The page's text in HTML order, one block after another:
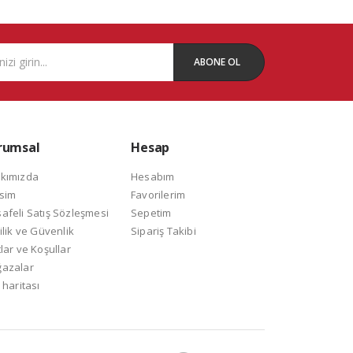
ABONE OL
Satış Sözleşmesi
ve Güvenlik
ve Koşullar
Hesap
Hesabım
Favorilerim
Sepetim
Sipariş Takibi